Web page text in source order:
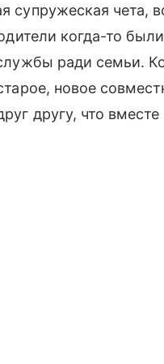
супружеская чета,
когда-то
ради семьи.
новое
другу, что